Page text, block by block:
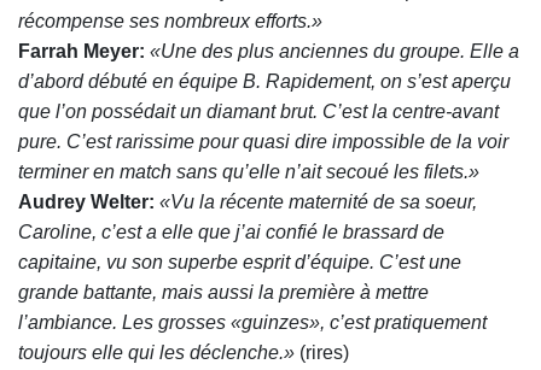
récompense ses nombreux efforts.»
Farrah Meyer: «Une des plus anciennes du groupe. Elle a
d’abord débuté en équipe B. Rapidement, on s’est aperçu
que l’on possédait un diamant brut. C’est la centre-avant
pure. C’est rarissime pour quasi dire impossible de la voir
terminer en match sans qu’elle n’ait secoué les filets.»
Audrey Welter: «Vu la récente maternité de sa soeur,
Caroline, c’est a elle que j’ai confié le brassard de
capitaine, vu son superbe esprit d’équipe. C’est une
grande battante, mais aussi la première à mettre
l’ambiance. Les grosses «guinzes», c’est pratiquement
toujours elle qui les déclenche.» (rires)